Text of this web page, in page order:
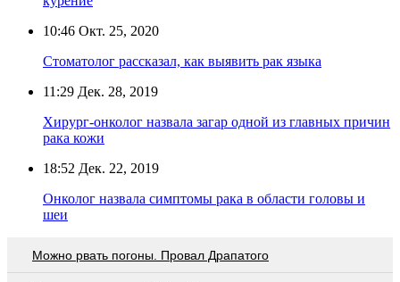
10:46 Окт. 25, 2020
Стоматолог рассказал, как выявить рак языка
11:29 Дек. 28, 2019
Хирург-онколог назвала загар одной из главных причин
рака кожи
18:52 Дек. 22, 2019
Онколог назвала симптомы рака в области головы и
шеи
Можно рвать погоны. Провал Драпатого